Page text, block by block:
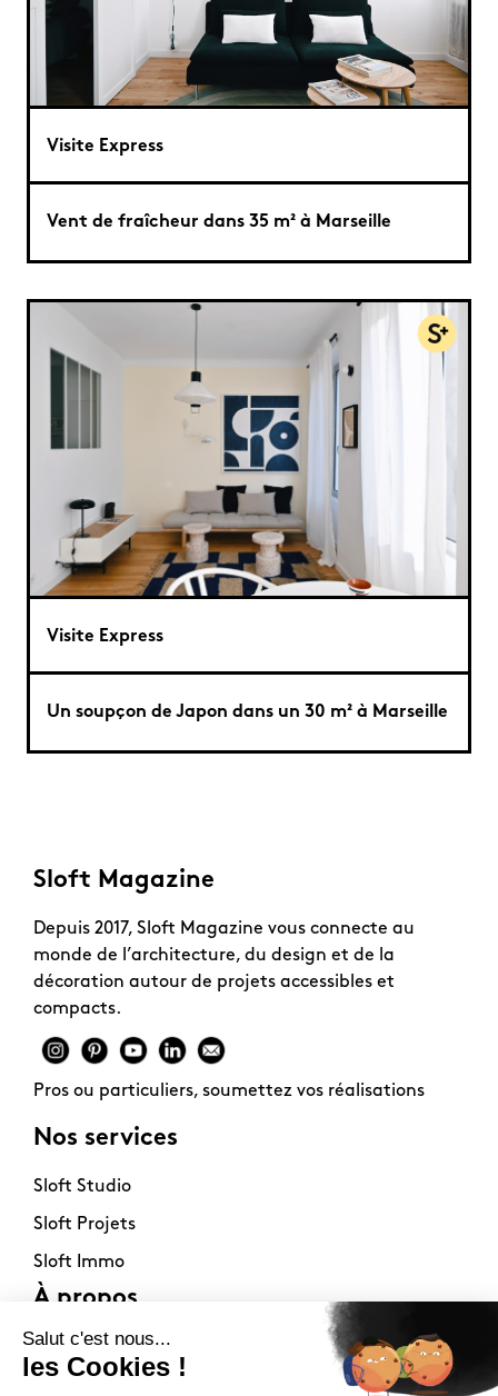
Visite Express
Vent de fraîcheur dans 35 m² à Marseille
Visite Express
Un soupçon de Japon dans un 30 m² à Marseille
Sloft Magazine
Depuis 2017, Sloft Magazine vous connecte au
monde de l’architecture, du design et de la
décoration autour de projets accessibles et
compacts.
Pros ou particuliers, soumettez vos réalisations
Nos services
Sloft Studio
Sloft Projets
Sloft Immo
À propos
Contact